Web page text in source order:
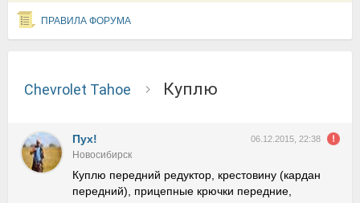
ПРАВИЛА ФОРУМА
Chevrolet Tahoe Куплю
Пух! 06.12.2015, 22:38
Новосибирск
Куплю передний редуктор, крестовину (кардан
передний), прицепные крючки передние,